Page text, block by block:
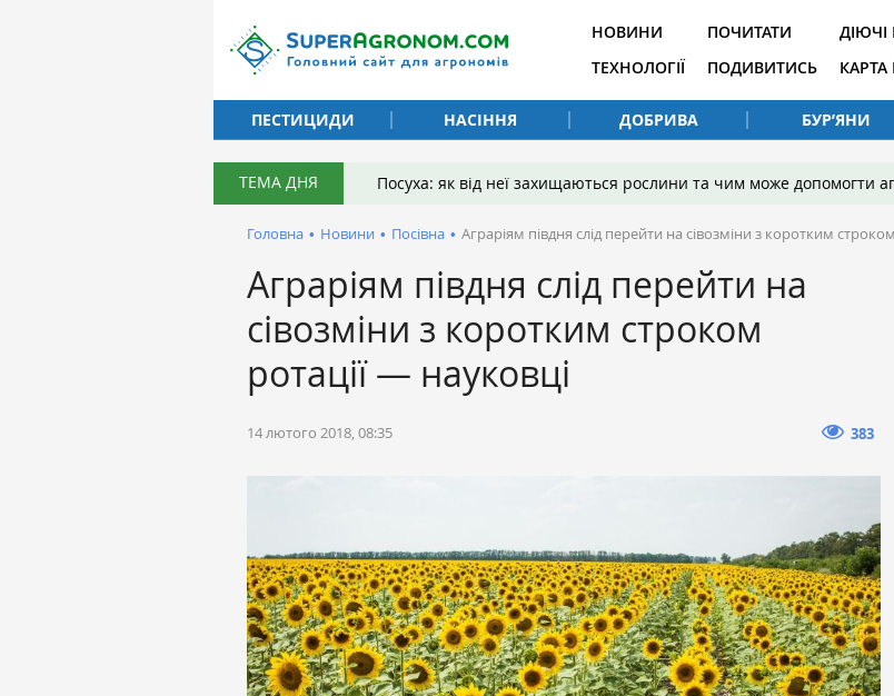
НОВИНИ
ТЕХНОЛОГІЇ
ПОЧИТАТИ
ПОДИВИТИСЬ
КАРТА
ПЕСТИЦИДИ
НАСІННЯ ДОБРИВА БУР’ЯНИ
ТЕМА ДНЯ Посуха: як від неї захищаються рослини та чим може допомогти
Головна • Новини • Посівна • Аграріям півдня слід перейти на сівозміни з коротким
Аграріям півдня слід перейти на
сівозміни з коротким строком
ротації — науковці
14 лютого 2018, 08:35 383